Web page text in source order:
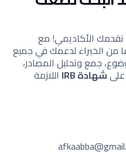
الأكاديمي! مع
من الخبراء لدعمك في جميع
جمع وتحليل المصادر،
شهادة IRB اللازمة